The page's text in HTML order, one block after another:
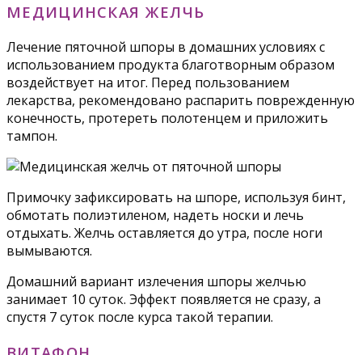
МЕДИЦИНСКАЯ ЖЕЛЧЬ
Лечение пяточной шпоры в домашних условиях с
использованием продукта благотворным образом
воздействует на итог. Перед пользованием
лекарства, рекомендовано распарить поврежденную
конечность, протереть полотенцем и приложить
тампон.
Примочку зафиксировать на шпоре, используя бинт,
обмотать полиэтиленом, надеть носки и лечь
отдыхать. Желчь оставляется до утра, после ноги
вымываются.
Домашний вариант излечения шпоры желчью
занимает 10 суток. Эффект появляется не сразу, а
спустя 7 суток после курса такой терапии.